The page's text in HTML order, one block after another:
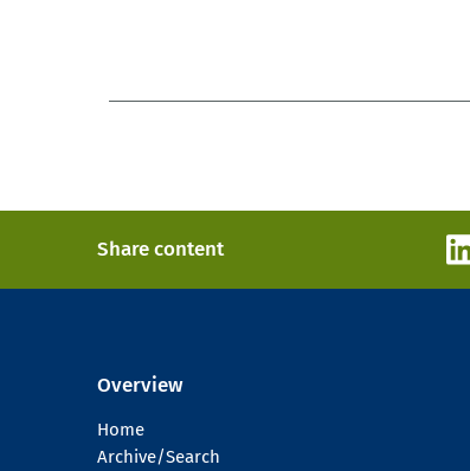
Share content
Overview
Home
Archive/Search